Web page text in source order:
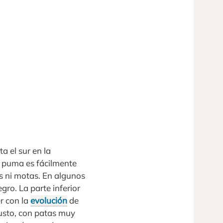
el sur en la
es fácilmente
ni motas. En algunos
La parte inferior
con la evoluciónde
con patas muy